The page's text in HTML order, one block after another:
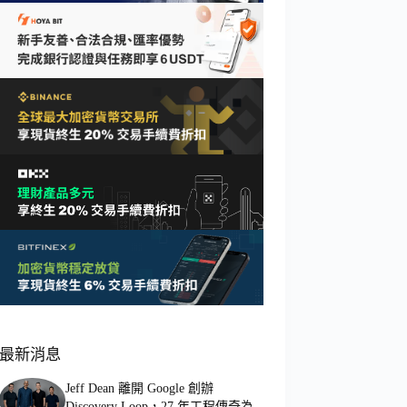
新消息
Jeff Dean 離開 Google 創辦